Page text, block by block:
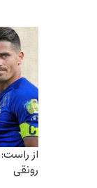
از
رونقی